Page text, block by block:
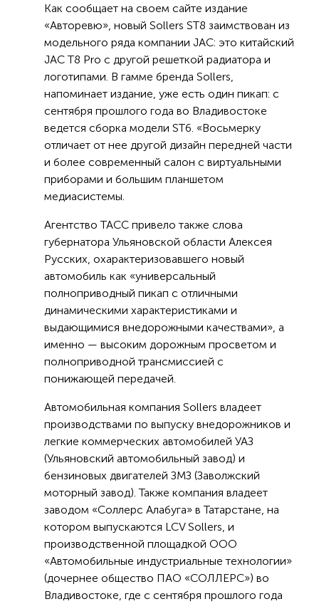
Как сообщает на своем сайте издание
«Авторевю», новый Sollers ST8 заимствован из
модельного ряда компании JAC: это китайский
JAC T8 Pro с другой решеткой радиатора и
логотипами. В гамме бренда Sollers,
напоминает издание, уже есть один пикап: с
сентября прошлого года во Владивостоке
ведется сборка модели ST6. «Восьмерку
отличает от нее другой дизайн передней части
и более современный салон с виртуальными
приборами и большим планшетом
медиасистемы.
Агентство ТАСС привело также слова
губернатора Ульяновской области Алексея
Русских, охарактеризовавшего новый
автомобиль как «универсальный
полноприводный пикап с отличными
динамическими характеристиками и
выдающимися внедорожными качествами», а
именно — высоким дорожным просветом и
полноприводной трансмиссией с
понижающей передачей.
Автомобильная компания Sollers владеет
производствами по выпуску внедорожников и
легкие коммерческих автомобилей УАЗ
(Ульяновский автомобильный завод) и
бензиновых двигателей ЗМЗ (Заволжский
моторный завод). Также компания владеет
заводом «Соллерс Алабуга» в Татарстане, на
котором выпускаются LCV Sollers, и
производственной площадкой ООО
«Автомобильные индустриальные технологии»
(дочернее общество ПАО «СОЛЛЕРС») во
Владивостоке, где с сентября прошлого года